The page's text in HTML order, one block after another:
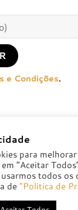
e Condições.
DE TROCA E
para
“Aceitar
todos os
de"Politica de